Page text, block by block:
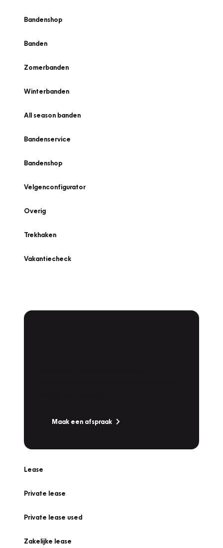
Bandenshop
Banden
Zomerbanden
Winterbanden
All season banden
Bandenservice
Bandenshop
Velgenconfigurator
Overig
Trekhaken
Vakantiecheck
Maak een afspraak
Lease
Private lease
Private lease used
Zakelijke lease